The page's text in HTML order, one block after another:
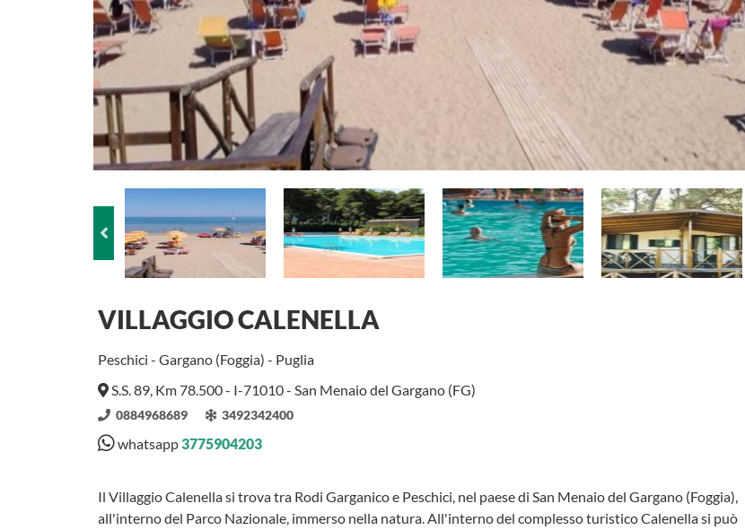
VILLAGGIO CALENELLA
Peschici - Gargano (Foggia) - Puglia
S.S. 89, Km 78.500 - I-71010 - San Menaio del Gargano (FG)
0884968689 3492342400
whatsapp3775904203
Il Villaggio Calenella si trova tra Rodi Garganico e Peschici, nel paese di San Menaio del Gargano (Foggia),
all'interno del Parco Nazionale, immerso nella natura. All'interno del complesso turistico Calenella si può